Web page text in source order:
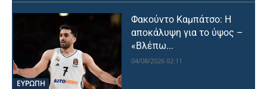
ΕΥΡΩΠΗ
Φακούντο Καμπάτσο: Η
αποκάλυψη για το ύψος –
«Βλέπω...
04/08/2026 02:11